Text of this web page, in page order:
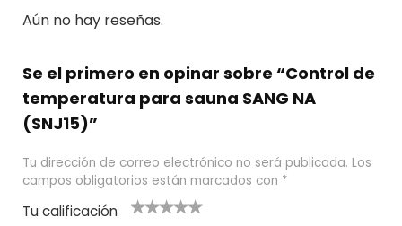
Aún no hay reseñas.
Se el primero en opinar sobre “Control de
temperatura para sauna SANG NA
(SNJ15)”
Tu dirección de correo electrónico no será publicada. Los
campos obligatorios están marcados con *
Tu calificación